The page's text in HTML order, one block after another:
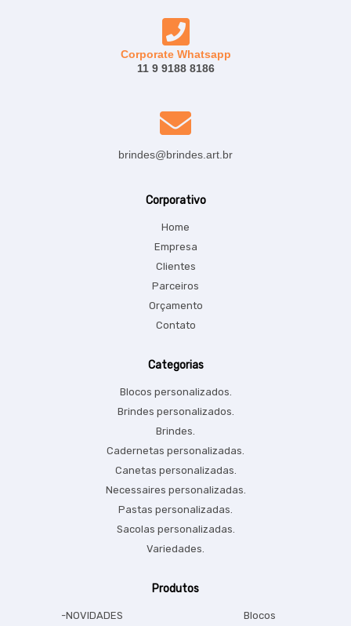
Corporate Whatsapp
11 9 9188 8186
brindes@brindes.art.br
Corporativo
Home
Empresa
Clientes
Parceiros
Orçamento
Contato
Categorias
Blocos personalizados.
Brindes personalizados.
Brindes.
Cadernetas personalizadas.
Canetas personalizadas.
Necessaires personalizadas.
Pastas personalizadas.
Sacolas personalizadas.
Variedades.
Produtos
-NOVIDADES Blocos